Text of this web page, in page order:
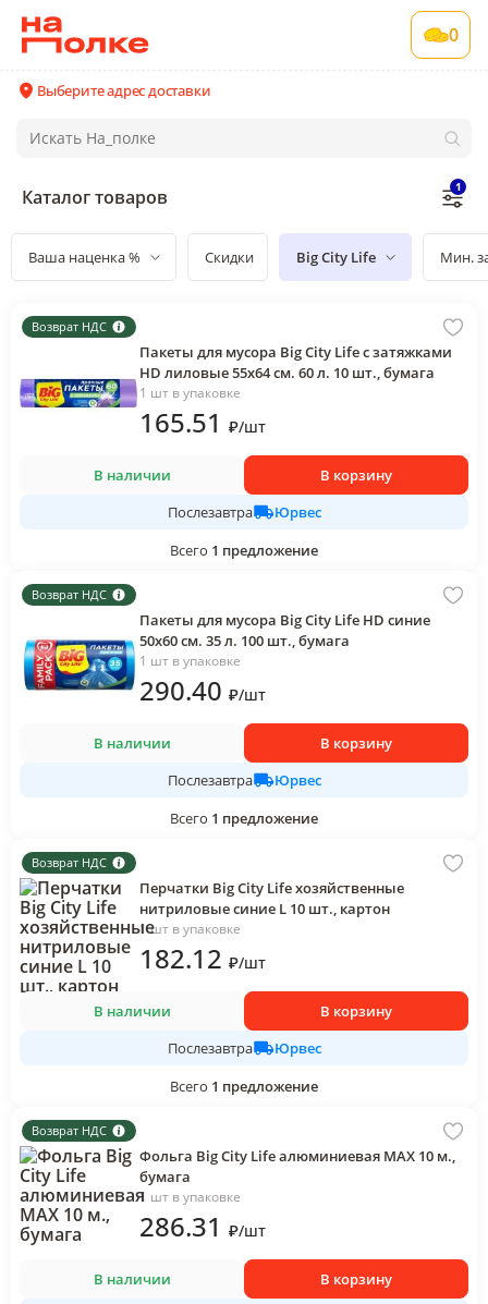
0
Выберите адрес доставки
Каталог товаров 1
Ваша наценка % Скидки Big City Life Мин.
Возврат НДС
Пакеты для мусора Big City Life с затяжками
HD лиловые 55х64 см. 60 л. 10 шт., бумага
1 шт в упаковке
165.51 ₽/шт
В наличии
В корзину
Послезавтра
Юрвес
Всего 1 предложение
Возврат НДС
Пакеты для мусора Big City Life HD синие
50х60 см. 35 л. 100 шт., бумага
1 шт в упаковке
290.40 ₽/шт
В наличии
В корзину
Послезавтра
Юрвес
Всего 1 предложение
Возврат НДС
Перчатки Big City Life хозяйственные
нитриловые синие L 10 шт., картон
1 шт в упаковке
182.12 ₽/шт
В наличии
В корзину
Послезавтра
Юрвес
Всего 1 предложение
Возврат НДС
Фольга Big City Life алюминиевая MAX 10 м.,
бумага
1 шт в упаковке
286.31 ₽/шт
В наличии
В корзину